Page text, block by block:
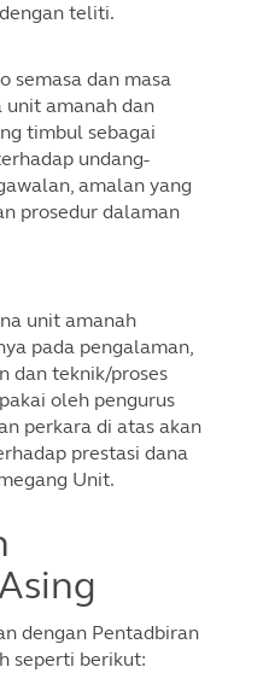
teliti.
semasa dan masa
unit amanah dan
timbul sebagai
undang-
amalan yang
prosedur dalaman
unit amanah
pada pengalaman,
dan teknik/proses
oleh pengurus
perkara di atas akan
prestasi dana
Unit.
dengan Pentadbiran
seperti berikut: